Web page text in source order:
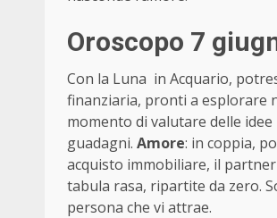
Oroscopo 7
Con la Luna in Acquario,
finanziaria, pronti a esplorare
momento di valutare delle
guadagni. Amore: in coppia,
acquisto immobiliare, il
tabula rasa, ripartite da zero.
persona che vi attrae.